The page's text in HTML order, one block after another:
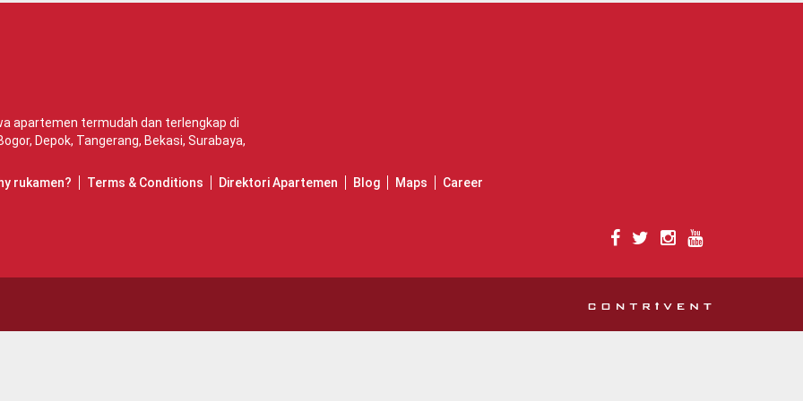
apartemen termudah dan terlengkap di
, Depok, Tangerang, Bekasi, Surabaya,
rukamen? Terms & Conditions Direktori Apartemen Blog Maps Career